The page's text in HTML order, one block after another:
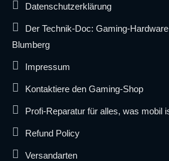
Datenschutzerklärung
Der Technik-Doc: Gaming-
Blumberg
Impressum
Kontaktiere den Gaming-Shop
Profi-Reparatur für alles, was mobil
Refund Policy
Versandarten